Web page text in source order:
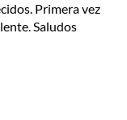
Primera vez
Saludos